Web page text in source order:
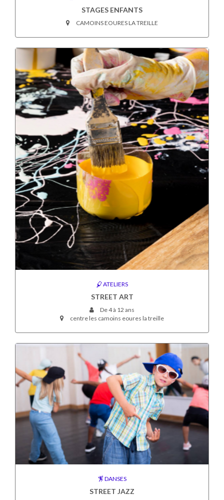
STAGES ENFANTS
CAMOINS EOURES LA TREILLE
ATELIERS
STREET ART
De 4 à 12 ans
centre les camoins eoures la treille
DANSES
STREET JAZZ